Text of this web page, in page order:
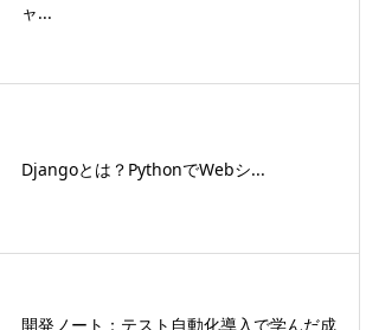
ャ...
Djangoとは？PythonでWebシ...
開発ノート：テスト自動化導入で学んだ成